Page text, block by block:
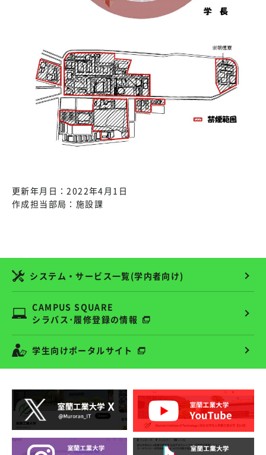
更新年月日：2022年4月1日
作成担当部局：施設課
システム・サービス一覧(学内者向け)
CAMPUS SQUARE
シラバス･履修登録の情報
学生向けポータルサイト